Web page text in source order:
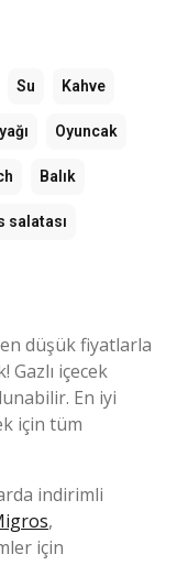
Su Kahve
Oyuncak
Balık
salatası
düşük fiyatlarla
Gazlı içecek
En iyi
için tüm
indirimli
,
için